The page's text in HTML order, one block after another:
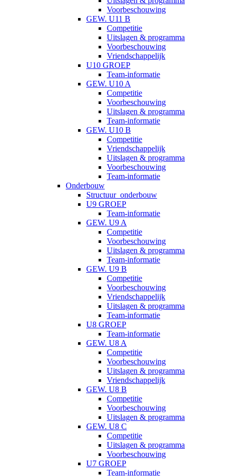
Voorbeschouwing
GEW. U11 B
Competitie
Uitslagen & programma
Voorbeschouwing
Vriendschappelijk
U10 GROEP
Team-informatie
GEW. U10 A
Competitie
Voorbeschouwing
Uitslagen & programma
Team-informatie
GEW. U10 B
Competitie
Vriendschappelijk
Uitslagen & programma
Voorbeschouwing
Team-informatie
Onderbouw
Structuur_onderbouw
U9 GROEP
Team-informatie
GEW. U9 A
Competitie
Voorbeschouwing
Uitslagen & programma
Team-informatie
GEW. U9 B
Competitie
Voorbeschouwing
Vriendschappelijk
Uitslagen & programma
Team-informatie
U8 GROEP
Team-informatie
GEW. U8 A
Competitie
Voorbeschouwing
Uitslagen & programma
Vriendschappelijk
GEW. U8 B
Competitie
Voorbeschouwing
Uitslagen & programma
GEW. U8 C
Competitie
Uitslagen & programma
Voorbeschouwing
U7 GROEP
Team-informatie